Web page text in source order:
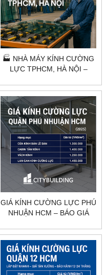
🏭 NHÀ MÁY KÍNH CƯỜNG
LỰC TPHCM, HÀ NỘI –
GIÁ KÍNH CƯỜNG LỰC PHÚ
NHUẬN HCM – BÁO GIÁ
CITYBUILDING